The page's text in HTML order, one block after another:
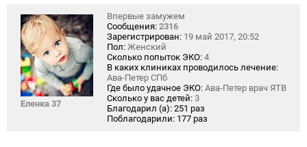
Еленка 37
Впервые замужем
Сообщения: 2316
Зарегистрирован: 19 май 2017, 20:52
Пол: Женский
Сколько попыток ЭКО: 4
В каких клиниках проводилось лечение:
Ава-Петер СПб
Где было удачное ЭКО: Ава-Петер врач ЯТВ
Сколько у вас детей: 3
Благодарил (а): 251 раз
Поблагодарили: 177 раз